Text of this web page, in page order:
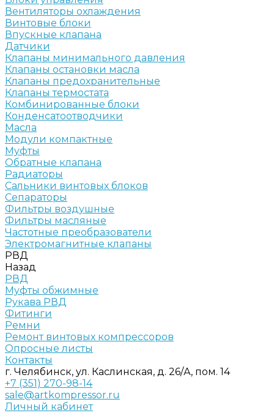
Вентиляторы охлаждения
Винтовые блоки
Впускные клапана
Датчики
Клапаны минимального давления
Клапаны остановки масла
Клапаны предохранительные
Клапаны термостата
Комбинированные блоки
Конденсатоотводчики
Масла
Модули компактные
Муфты
Обратные клапана
Радиаторы
Сальники винтовых блоков
Сепараторы
Фильтры воздушные
Фильтры масляные
Частотные преобразователи
Электромагнитные клапаны
РВД
Назад
РВД
Муфты обжимные
Рукава РВД
Фитинги
Ремни
Ремонт винтовых компрессоров
Опросные листы
Контакты
г. Челябинск, ул. Каслинская, д. 26/А, пом. 14
+7 (351) 270-98-14
sale@artkompressor.ru
Личный кабинет